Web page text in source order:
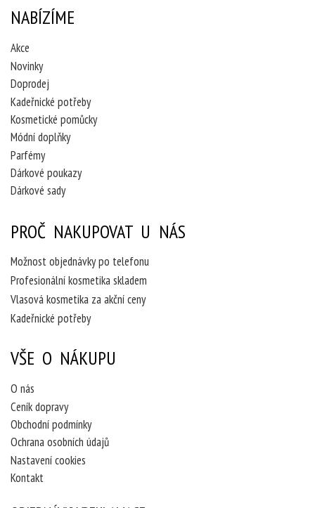
NABÍZÍME
Akce
Novinky
Doprodej
Kadeřnické potřeby
Kosmetické pomůcky
Módní doplňky
Parfémy
Dárkové poukazy
Dárkové sady
PROČ NAKUPOVAT U NÁS
Možnost objednávky po telefonu
Profesionální kosmetika skladem
Vlasová kosmetika za akční ceny
Kadeřnické potřeby
VŠE O NÁKUPU
O nás
Ceník dopravy
Obchodní podmínky
Ochrana osobních údajů
Nastavení cookies
Kontakt